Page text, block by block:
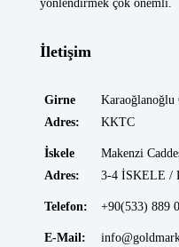
yönlendirmek çok önemli.
İletişim
Girne
Adres:
Karaoğlanoğlu
KKTC
İskele
Adres:
Makenzi
3-4 İSKELE /
Telefon: +90(533) 889
E-Mail: